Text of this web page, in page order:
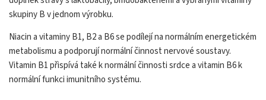
skupiny B v jednom výrobku.
Niacin a vitaminy B1, B2 a B6 se podílejí na normálním energetickém
metabolismu a podporují normální činnost nervové soustavy.
Vitamin B1 přispívá také k normální činnosti srdce a vitamin B6 k
normální funkci imunitního systému.